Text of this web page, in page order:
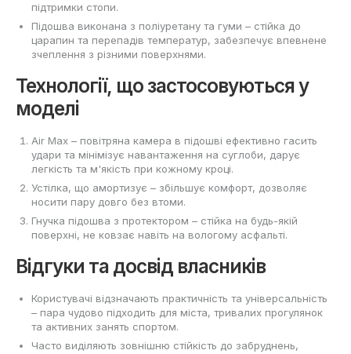
підтримки стопи.
Підошва виконана з поліуретану та гуми – стійка до
царапин та перепадів температур, забезпечує впевнене
зчеплення з різними поверхнями.
Технології, що застосовуються у
моделі
Air Max – повітряна камера в підошві ефективно гасить
удари та мінімізує навантаження на суглоби, дарує
легкість та м'якість при кожному кроці.
Устілка, що амортизує – збільшує комфорт, дозволяє
носити пару довго без втоми.
Гнучка підошва з протектором – стійка на будь-якій
поверхні, не ковзає навіть на вологому асфальті.
Відгуки та досвід власників
Користувачі відзначають практичність та універсальність
– пара чудово підходить для міста, тривалих прогулянок
та активних занять спортом.
Часто виділяють зовнішню стійкість до забруднень,